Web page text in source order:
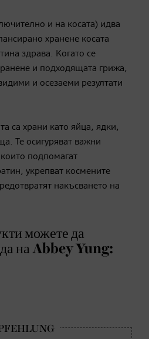
и на косата) идва
хранене косата
здрава. Когато се
и подходящата грижа,
и осезаеми резултати
са храни като яйца, ядки,
Те осигуряват важни
подпомагат
укрепват космените
накъсването на
можете да
на Abbey Yung: